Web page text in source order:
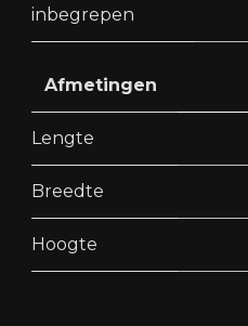
inbegrepen
Afmetingen
Lengte
Breedte
Hoogte